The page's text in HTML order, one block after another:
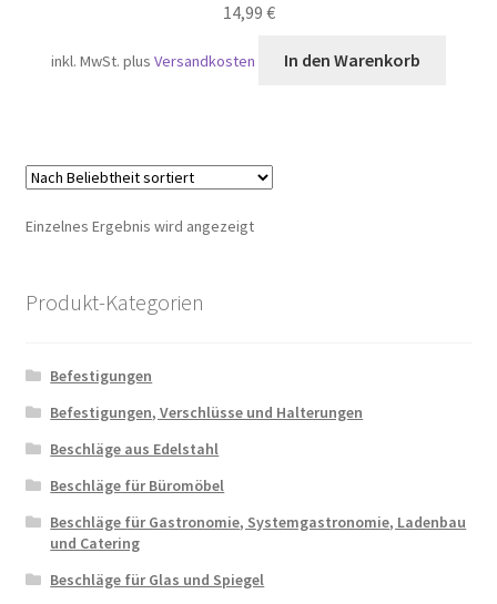
14,99 €
inkl. MwSt. plusVersandkosten In den Warenkorb
Einzelnes Ergebnis wird angezeigt
Produkt-Kategorien
Befestigungen
Befestigungen, Verschlüsse und Halterungen
Beschläge aus Edelstahl
Beschläge für Büromöbel
Beschläge für Gastronomie, Systemgastronomie, Ladenbau
und Catering
Beschläge für Glas und Spiegel